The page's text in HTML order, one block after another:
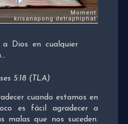
a Dios en cualquier
5:18 (TLA)
cuando estamos en
es fácil agradecer a
malas que nos suceden.